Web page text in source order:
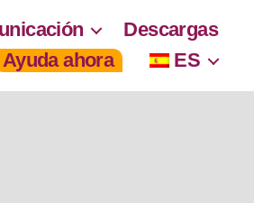
Descargas
Ayuda ahora
ES